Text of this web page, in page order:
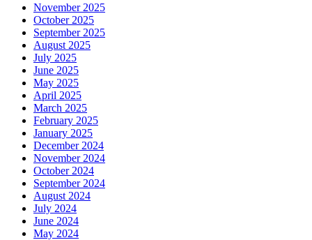
November 2025
October 2025
September 2025
August 2025
July 2025
June 2025
May 2025
April 2025
March 2025
February 2025
January 2025
December 2024
November 2024
October 2024
September 2024
August 2024
July 2024
June 2024
May 2024